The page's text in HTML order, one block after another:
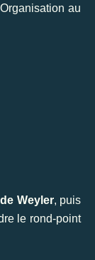
au
Weyler, puis
le rond-point